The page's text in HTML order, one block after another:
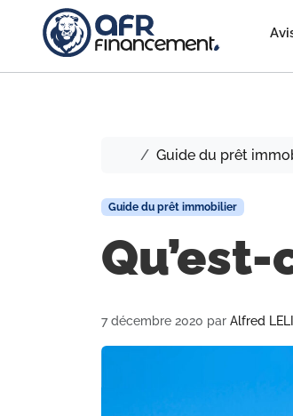
Accueil
Guide du prêt
Guide du prêt immobilier
Qu’est-
7 décembre 2020 par Alfred